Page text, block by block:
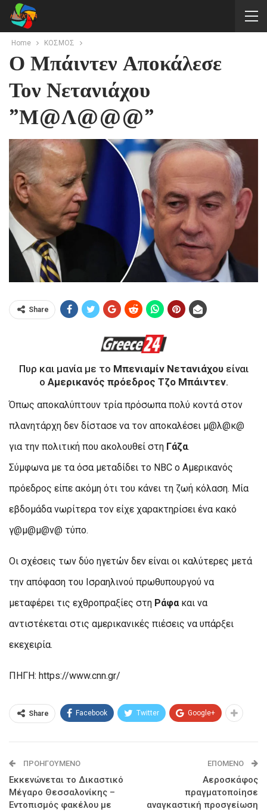
Home ΚΟΣΜΟΣ
Ο Μπάιντεν Αποκάλεσε
Τον Νετανιάχου
”μ@λ@@@”
Share
Πυρ και μανία με το Μπενιαμίν Νετανιάχουείναι
ο Αμερικανός πρόεδρος Τζο Μπάιντεν.
Όπως αποκαλύπτουν τρία πρόσωπα πολύ κοντά στον
πλανητάρχη δεν δίστασε να τον αποκαλέσει μ@λ@κ@
για την πολιτική που ακολουθεί στη Γάζα.
Σύμφωνα με τα όσα μεταδίδει το NBC ο Αμερικανός
πρόεδρος είπε ακόμη ότι του κάνει τη ζωή κόλαση. Μία
εβδομάδα νωρίτερα τον είχε χαρακτηρίσει ένα κακό
γ@μ@μ@ν@ τύπο.
Οι σχέσεις των δύο ηγετών δεν είναι οι καλύτερες μετά
την απόφαση του Ισραηλινού πρωθυπουργού να
μεταφέρει τις εχθροπραξίες στη Ράφα και να
αντιστέκεται στις αμερικανικές πιέσεις να υπάρξει
εκεχειρία.
ΠΗΓΗ: https://www.cnn.gr/
Share Facebook Twitter Google+
ΠΡΟΗΓΟΎΜΕΝΟ
Εκκενώνεται το Δικαστικό
Μέγαρο Θεσσαλονίκης –
Εντοπισμός φακέλου με
ΕΠΌΜΕΝΟ
Αεροσκάφος
πραγματοποίησε
αναγκαστική προσγείωση